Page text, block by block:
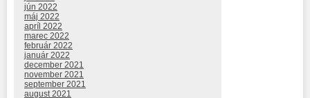
jún 2022
máj 2022
apríl 2022
marec 2022
február 2022
január 2022
december 2021
november 2021
september 2021
august 2021